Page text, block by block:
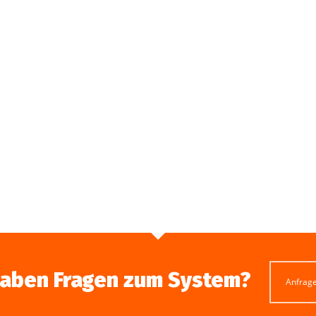
Fragen zum System?